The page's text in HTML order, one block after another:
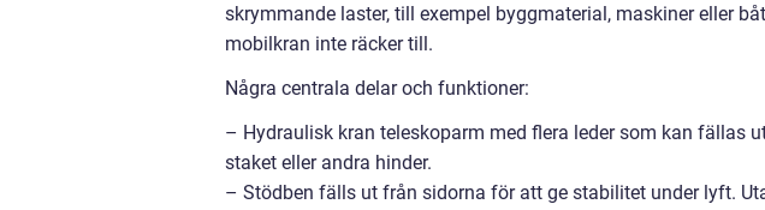
skrymmande laster, till exempel byggmaterial, maskiner eller
mobilkran inte räcker till.
Några centrala delar och funktioner:
– Hydraulisk kran teleskoparm med flera leder som kan fällas
staket eller andra hinder.
– Stödben fälls ut från sidorna för att ge stabilitet under lyft.